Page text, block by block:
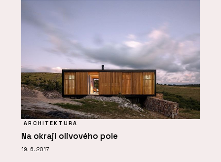
ARCHITEKTURA
Na okraji olivového pole
19. 6. 2017